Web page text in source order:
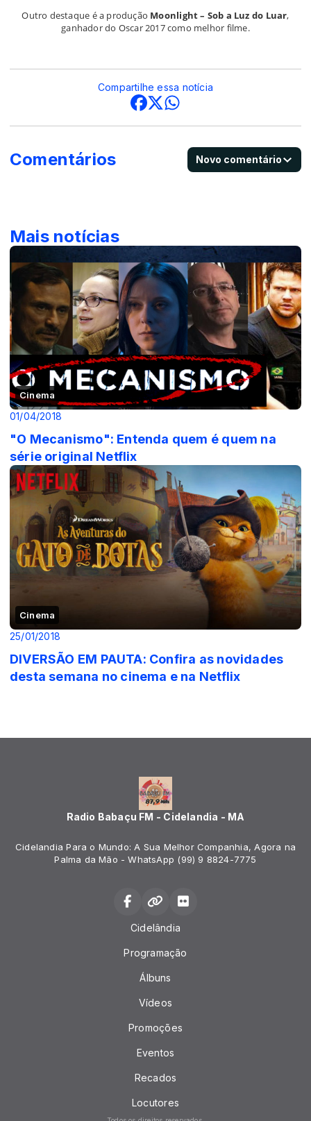
Outro destaque é a produção Moonlight – Sob a Luz do Luar,
ganhador do Oscar 2017 como melhor filme.
Compartilhe essa notícia
Comentários Novo comentário
Mais notícias
Cinema
01/04/2018
"O Mecanismo": Entenda quem é quem na
série original Netflix
Cinema
25/01/2018
DIVERSÃO EM PAUTA: Confira as novidades
desta semana no cinema e na Netflix
Radio Babaçu FM - Cidelandia - MA
Cidelandia Para o Mundo: A Sua Melhor Companhia, Agora na
Palma da Mão - WhatsApp (99) 9 8824-7775
Cidelândia
Programação
Álbuns
Vídeos
Promoções
Eventos
Recados
Locutores